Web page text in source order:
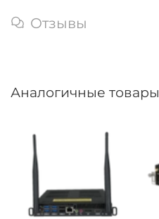
Отзывы
Аналогичные товары